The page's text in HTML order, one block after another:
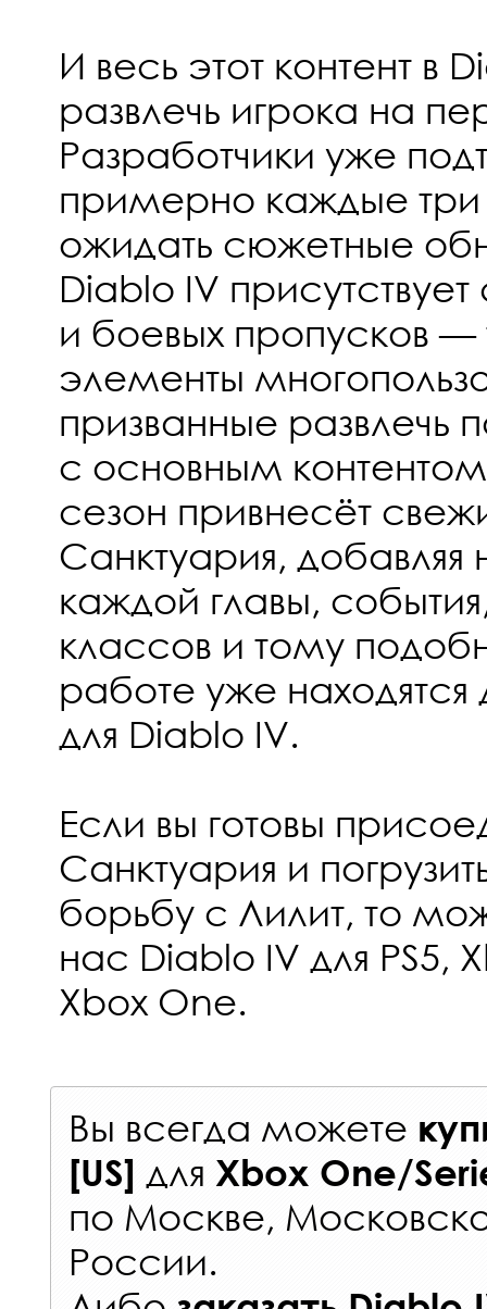
И весь этот контент в
развлечь игрока на
Разработчики уже
примерно каждые три
ожидать сюжетные
Diablo IV
и боевых пропусков
элементы
призванные развлечь
с основным
сезон привнесёт
Санктуария, добавляя
каждой главы,
классов и тому
работе уже находятся
для Diablo IV.
Если вы готовы
Санктуария и
борьбу с Лилит, то
нас Diablo IV для PS5,
Xbox One.
Вы всегда можете
[US] для Xbox One/
по Москве,
России.